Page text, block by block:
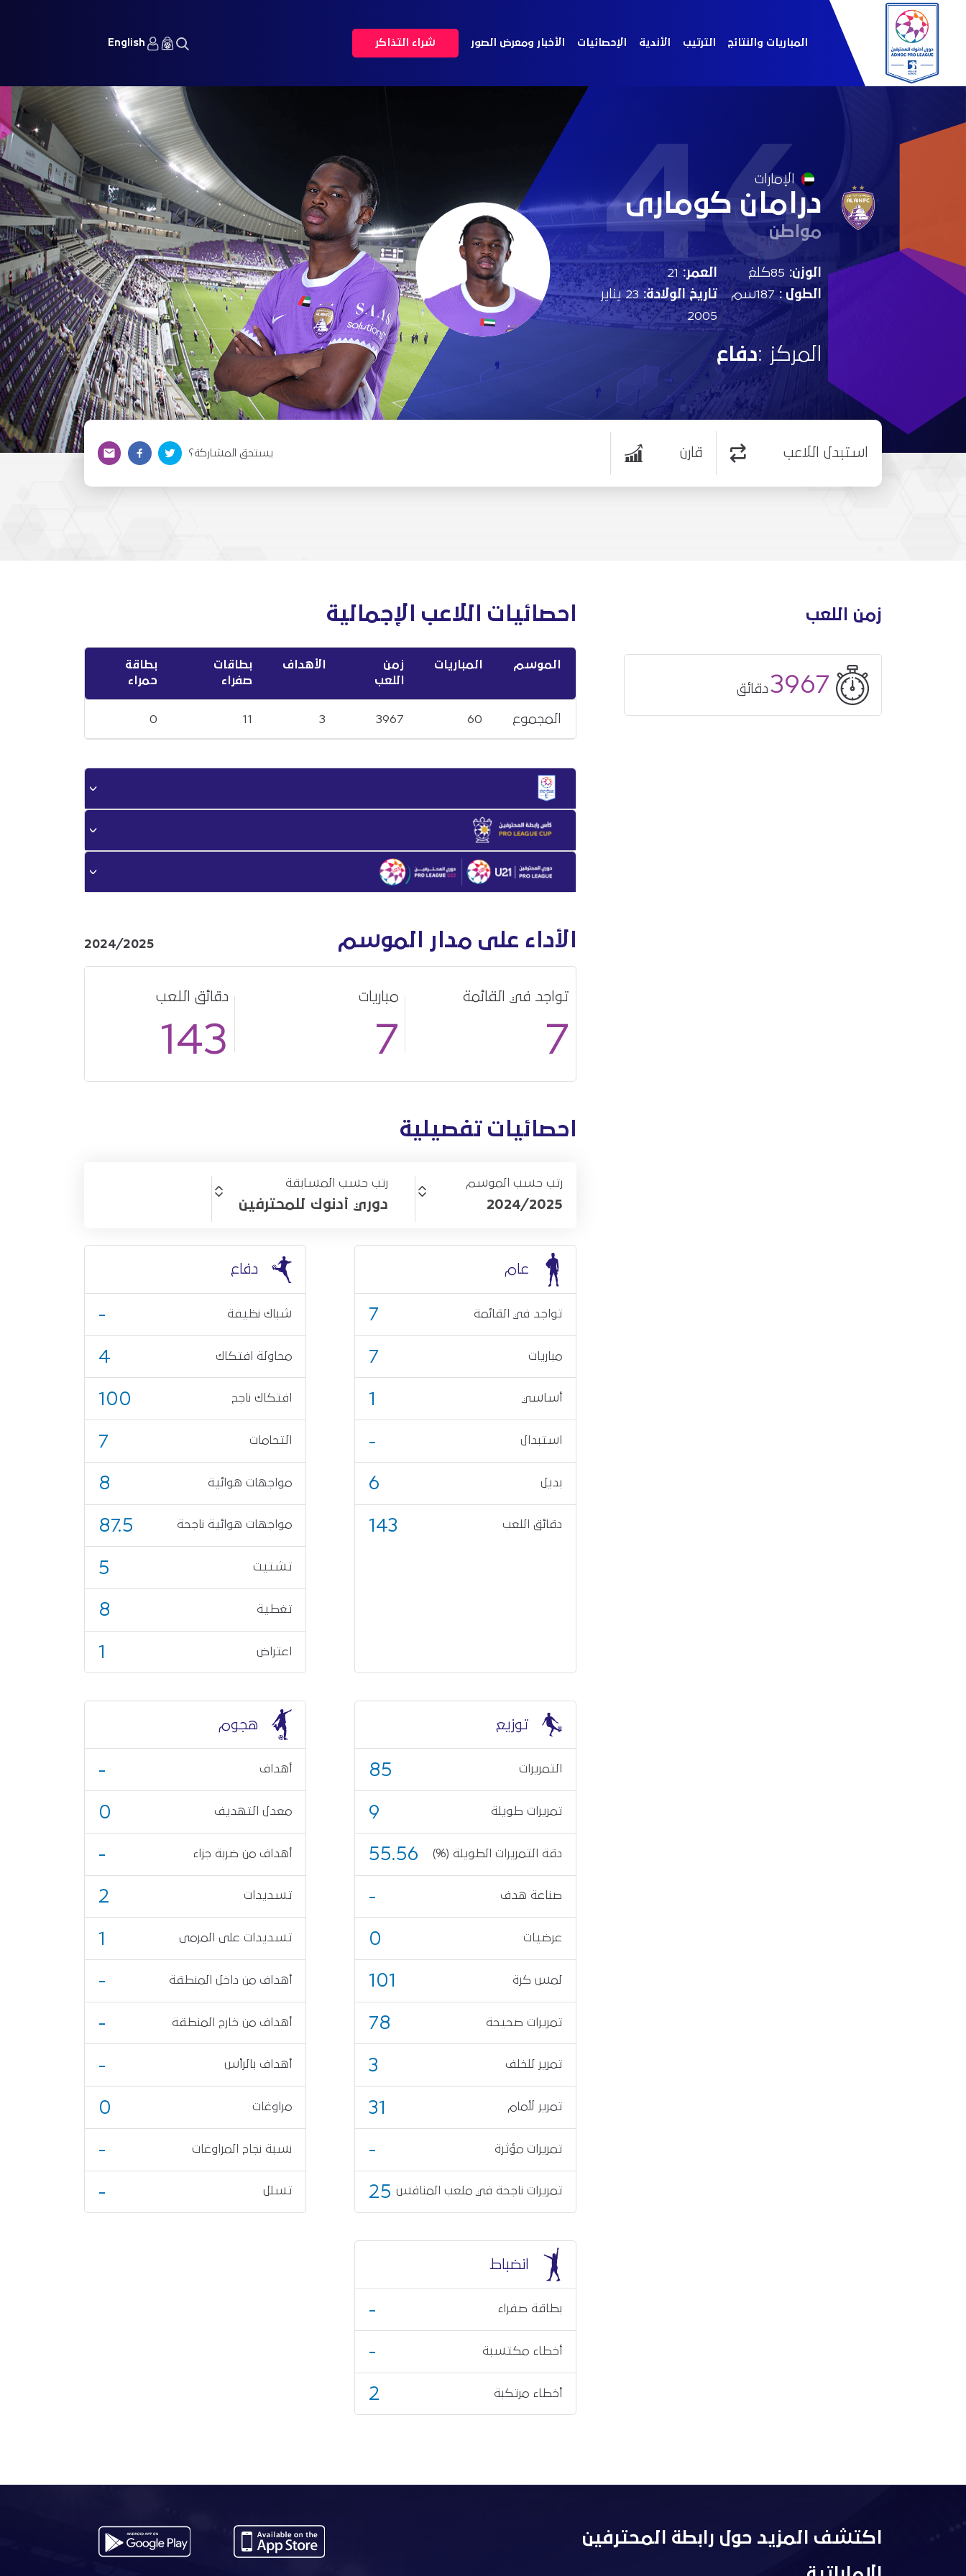
المباريات والنتائج الترتيب الأندية الإحصائيات الأخبار ومعرض الصور شراء التذاكر English
46
الإمارات
درامان كومارى
مواطن
الوزن:
الطول :187سم
العمر: 21
تاريخ الولادة:
23 يناير
2005
المركز :دفاع
استبدل اللاعب قارن يستحق المشاركة؟
زمن اللعب
3967 دقائق
احصائيات اللاعب الإجمالية
الموسم المباريات
زمن
اللعب
الأهداف
بطاقات
صفراء
بطاقة
حمراء
المجموع 60
3967
3
11
0
الأداء على مدار الموسم 2024/2025
تواجد في القائمة
7
مباريات
7
دقائق اللعب
143
احصائيات تفصيلية
رتب حسب الموسم
2024/2025
رتب حسب المسابقة
دوري أدنوك للمحترفين
عام
تواجد في القائمة 7
مباريات 7
أساسي 1
استبدال -
بديل 6
دقائق اللعب 143
دفاع
شباك نظيفة -
محاولة افتكاك 4
افتكاك ناجح 100
التحامات 7
مواجهات هوائية 8
مواجهات هوائية ناجحة 87.5
تشتيت 5
تغطية 8
اعتراض 1
توزيع
التمريرات 85
تمريرات طويلة 9
دقة التمريرات الطويلة (%) 55.56
صناعة هدف -
عرضيات 0
لمس كرة 101
تمريرات صحيحة 78
تمرير للخلف 3
تمرير لأمام 31
تمريرات مؤثرة -
تمريرات ناجحة في ملعب المنافس 25
هجوم
أهداف -
معدل التهديف 0
أهداف من ضربة جزاء -
تسديدات 2
تسديدات على المرمى 1
أهداف من داخل المنطقة -
أهداف من خارج المنطقة -
أهداف بالرأس -
مراوغات 0
نسبة نجاح المراوغات -
تسلل -
انضباط
بطاقة صفراء -
أخطاء مكتسبة -
أخطاء مرتكبة 2
اكتشف المزيد حول رابطة المحترفين